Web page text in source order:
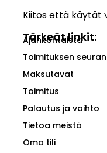
Kiitos että käytät
Tärkeät linkit:
Ajankohtaista
Toimituksen
Maksutavat
Toimitus
Palautus ja vaihto
Tietoa meistä
Oma tili